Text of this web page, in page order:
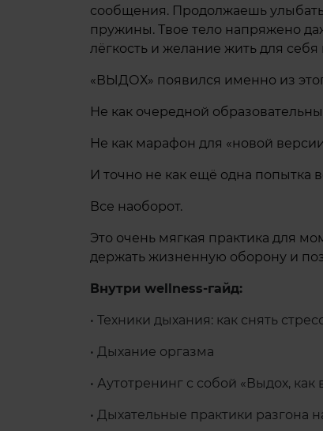
сообщения. Продолжаешь
пружины. Твое тело напряжено
лёгкость и желание жить для
«ВЫДОХ» появился именно из
Не как очередной
Не как марафон для «новой
И точно не как ещё одна попытка
Все наоборот.
Это очень мягкая практика для
держать жизненную оборону и
Внутри wellness-гайд:
• Техники дыхания: как снять
• Дыхание оргазма
• Аутотренинг с собой «Выдох, как
• Дыхательные практики разгона